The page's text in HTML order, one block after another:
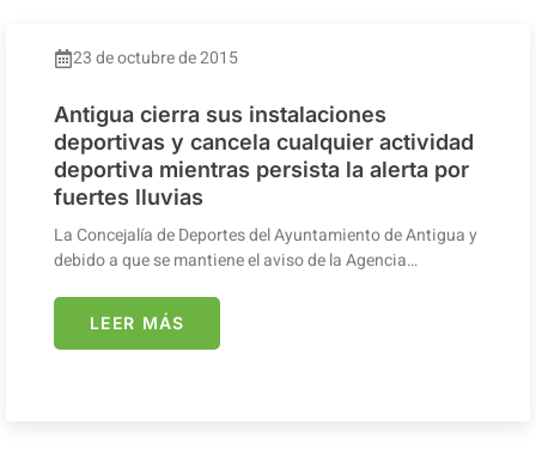
23 de octubre de 2015
Antigua cierra sus instalaciones
deportivas y cancela cualquier actividad
deportiva mientras persista la alerta por
fuertes lluvias
La Concejalía de Deportes del Ayuntamiento de Antigua y
debido a que se mantiene el aviso de la Agencia…
LEER MÁS